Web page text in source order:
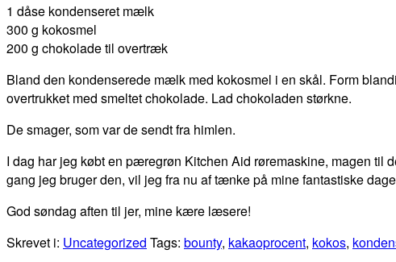
1 dåse kondenseret mælk
300 g kokosmel
200 g chokolade til overtræk
Bland den kondenserede mælk med kokosmel i en skål. Form
overtrukket med smeltet chokolade. Lad chokoladen størkne.
De smager, som var de sendt fra himlen.
I dag har jeg købt en pæregrøn Kitchen Aid røremaskine, magen til
gang jeg bruger den, vil jeg fra nu af tænke på mine fantastiske
God søndag aften til jer, mine kære læsere!
Skrevet i: Uncategorized Tags: bounty, kakaoprocent, kokos,